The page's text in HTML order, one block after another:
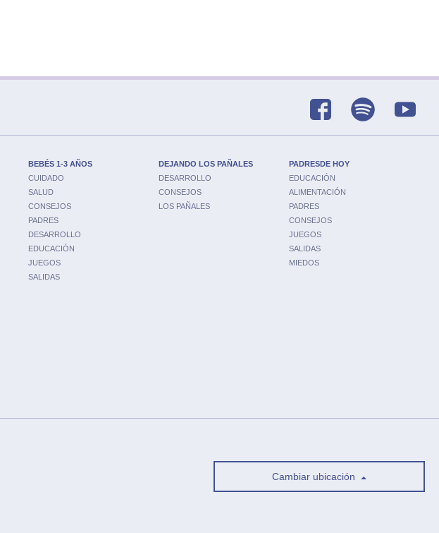
BEBÉS 1-3 AÑOS
CUIDADO
SALUD
CONSEJOS
PADRES
DESARROLLO
EDUCACIÓN
JUEGOS
SALIDAS
DEJANDO LOS PAÑALES
DESARROLLO
CONSEJOS
LOS PAÑALES
PADRESDE HOY
EDUCACIÓN
ALIMENTACIÓN
PADRES
CONSEJOS
JUEGOS
SALIDAS
MIEDOS
Cambiar ubicación